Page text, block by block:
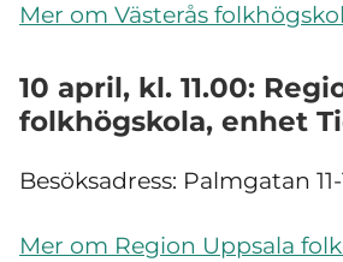
Mer om Västerås
10 april, kl. 11.00:
folkhögskola, enhet
Besöksadress: Palmgatan
Mer om Region Uppsala